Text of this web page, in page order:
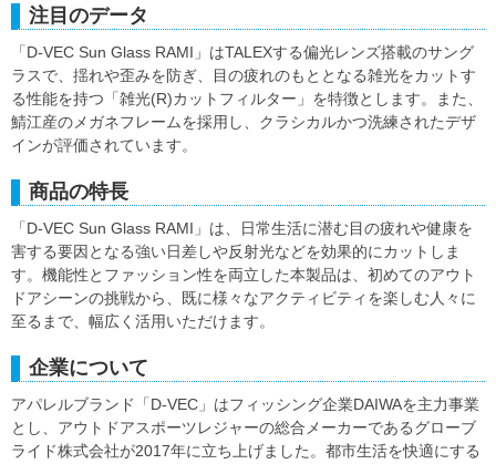
注目のデータ
「D-VEC Sun Glass RAMI」はTALEXする偏光レンズ搭載のサング
ラスで、揺れや歪みを防ぎ、目の疲れのもととなる雑光をカットす
る性能を持つ「雑光(R)カットフィルター」を特徴とします。また、
鯖江産のメガネフレームを採用し、クラシカルかつ洗練されたデザ
インが評価されています。
商品の特長
「D-VEC Sun Glass RAMI」は、日常生活に潜む目の疲れや健康を
害する要因となる強い日差しや反射光などを効果的にカットしま
す。機能性とファッション性を両立した本製品は、初めてのアウト
ドアシーンの挑戦から、既に様々なアクティビティを楽しむ人々に
至るまで、幅広く活用いただけます。
企業について
アパレルブランド「D-VEC」はフィッシング企業DAIWAを主力事業
とし、アウトドアスポーツレジャーの総合メーカーであるグローブ
ライド株式会社が2017年に立ち上げました。都市生活を快適にする